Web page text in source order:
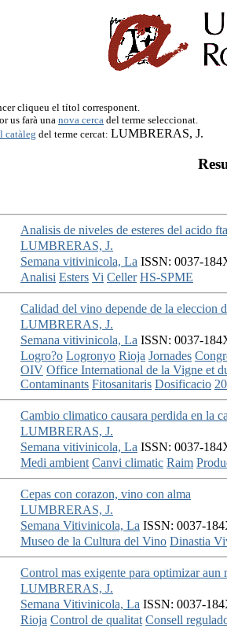
cliqueu el títol corresponent.
us farà una nova cerca del terme seleccionat.
catàleg del terme cercat: LUMBRERAS, J.
Analisis de niveles de esteres del acido
LUMBRERAS, J.
Semana vitivinicola, La ISSN: 0037-
Analisi Esters Vi Celler HS-SPME
Calidad del vino depende de la eleccion
LUMBRERAS, J.
Semana vitivinicola, La ISSN: 0037-
Logro?o Logronyo Rioja Jornades
OIV Office International de la Vigne et
Contaminants Fitosanitaris Dosificacio
Cambio climatico causara perdida en la
LUMBRERAS, J.
Semana vitivinicola, La ISSN: 0037-
Medi ambient Canvi climatic Raim
Cepas con corazon, vino con alma
LUMBRERAS, J.
Semana Vitivinicola, La ISSN: 0037-
Museo de la Cultura del Vino Dinastia
Control mas exigente para optimizar aun
LUMBRERAS, J.
Semana Vitivinicola, La ISSN: 0037-
Rioja Control de qualitat Consell